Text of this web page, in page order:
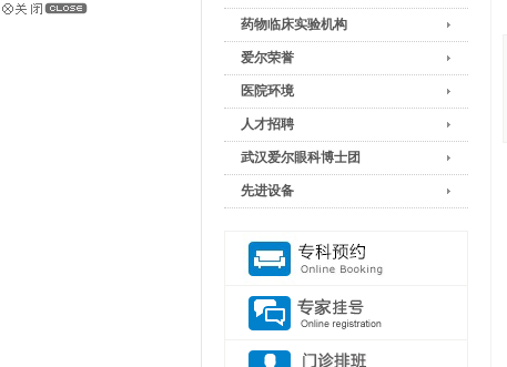
药物临床实验机构
爱尔荣誉
医院环境
人才招聘
武汉爱尔眼科博士团
先进设备